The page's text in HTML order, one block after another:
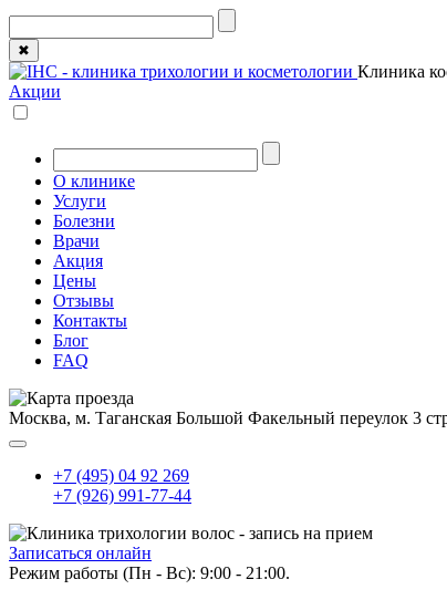
✖
Клиника
Акции
О клинике
Услуги
Болезни
Врачи
Акция
Цены
Отзывы
Контакты
Блог
FAQ
Москва, м. Таганская Большой Факельный переулок 3
+7 (495) 04 92 269
+7 (926) 991-77-44
Записаться онлайн
Режим работы (Пн - Вс): 9:00 - 21:00.